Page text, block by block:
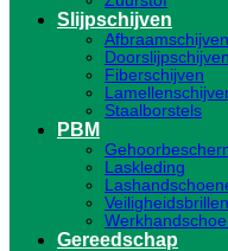
Slijpschijven
Afbraamschijven
Doorslijpschijven
Fiberschijven
Staalborstels
PBM
Laskleding
Veiligheidsbrillen
Gereedschap